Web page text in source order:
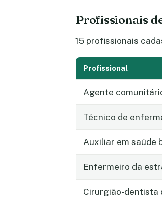
Profissionais
15 profissionais
Profissional
Agente
Técnico de
Auxiliar em saúde
Enfermeiro da
Cirurgião-dentista